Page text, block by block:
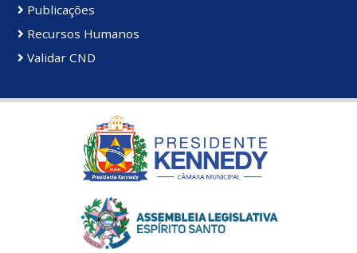
Publicações
Recursos Humanos
Validar CND